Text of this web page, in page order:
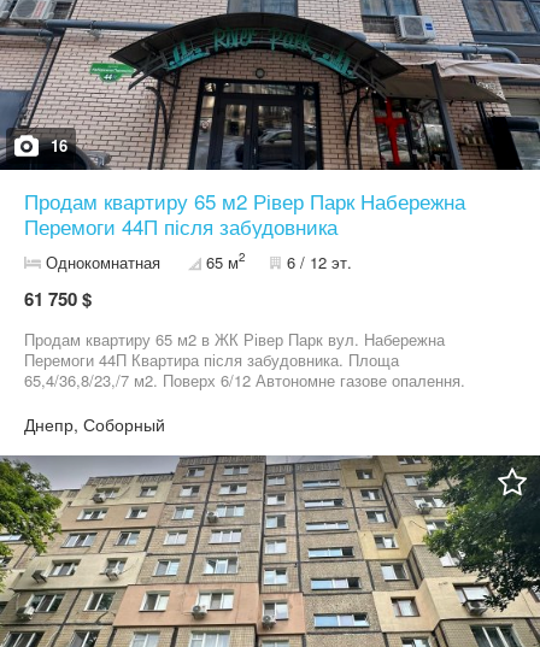
16
Продам квартиру 65 м2 Рівер Парк Набережна
Перемоги 44П після забудовника
Однокомнатная 65 м2 6 / 12 эт.
61 750 $
Продам квартиру 65 м2 в ЖК Рівер Парк вул. Набережна
Перемоги 44П Квартира після забудовника. Площа
65,4/36,8/23,/7 м2. Поверх 6/12 Автономне газове опалення.
Днепр, Соборный